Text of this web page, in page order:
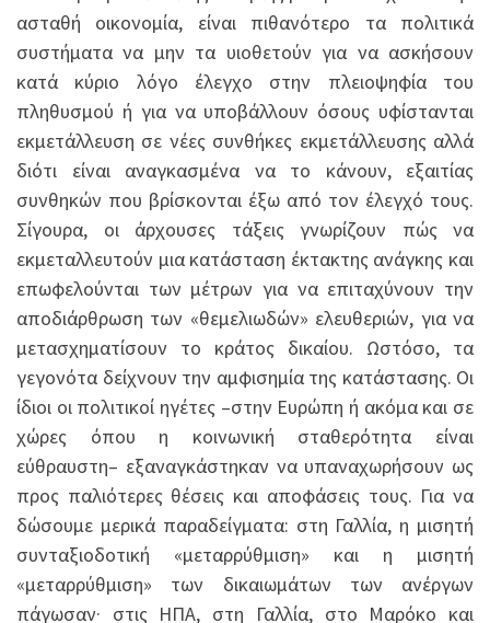
ασταθή οικονομία, είναι πιθανότερο τα πολιτικά
συστήματα να μην τα υιοθετούν για να ασκήσουν
κατά κύριο λόγο έλεγχο στην πλειοψηφία του
πληθυσμού ή για να υποβάλλουν όσους υφίστανται
εκμετάλλευση σε νέες συνθήκες εκμετάλλευσης αλλά
διότι είναι αναγκασμένα να το κάνουν, εξαιτίας
συνθηκών που βρίσκονται έξω από τον έλεγχό τους.
Σίγουρα, οι άρχουσες τάξεις γνωρίζουν πώς να
εκμεταλλευτούν μια κατάσταση έκτακτης ανάγκης και
επωφελούνται των μέτρων για να επιταχύνουν την
αποδιάρθρωση των «θεμελιωδών» ελευθεριών, για να
μετασχηματίσουν το κράτος δικαίου. Ωστόσο, τα
γεγονότα δείχνουν την αμφισημία της κατάστασης. Οι
ίδιοι οι πολιτικοί ηγέτες –στην Ευρώπη ή ακόμα και σε
χώρες όπου η κοινωνική σταθερότητα είναι
εύθραυστη– εξαναγκάστηκαν να υπαναχωρήσουν ως
προς παλιότερες θέσεις και αποφάσεις τους. Για να
δώσουμε μερικά παραδείγματα: στη Γαλλία, η μισητή
συνταξιοδοτική «μεταρρύθμιση» και η μισητή
«μεταρρύθμιση» των δικαιωμάτων των ανέργων
πάγωσαν· στις ΗΠΑ, στη Γαλλία, στο Μαρόκο και